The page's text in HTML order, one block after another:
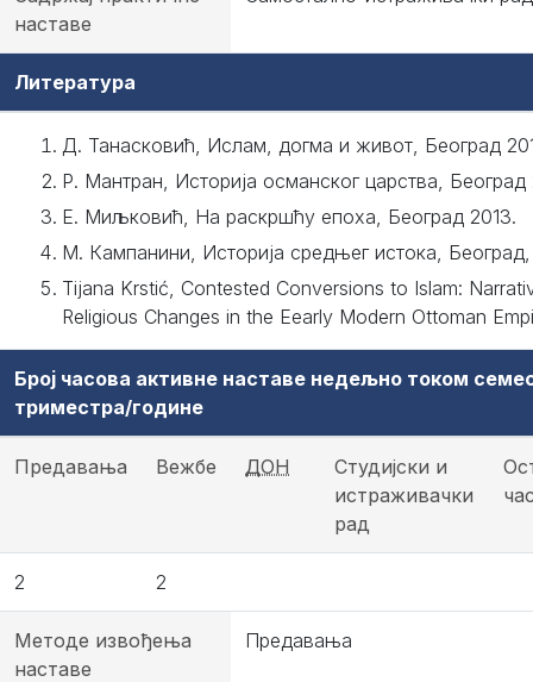
наставе
Литература
Д. Танасковић, Ислам, догма и живот, Београд
Р. Мантран, Историја османског царства, Београд
Е. Миљковић, На раскршћу епоха, Београд 2013.
М. Кампанини, Историја средњег истока, Београд,
Tijana Krstić, Contested Conversions to Islam:
Religious Changes in the Eearly Modern Ottoman
Број часова активне наставе недељно током
триместра/године
Предавања Вежбе ДОН
Студијски и
истраживачки
рад
2 2
Методе извођења
наставе
Предавања